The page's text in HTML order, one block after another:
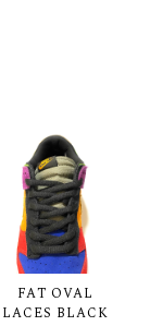
FAT OVAL
LACES BLACK